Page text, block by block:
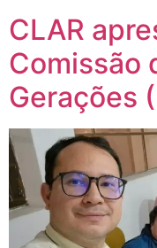
CLAR
Comissão
Gerações